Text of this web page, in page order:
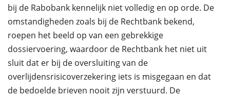
bij de Rabobank kennelijk niet volledig en op orde. De
omstandigheden zoals bij de Rechtbank bekend,
roepen het beeld op van een gebrekkige
dossiervoering, waardoor de Rechtbank het niet uit
sluit dat er bij de oversluiting van de
overlijdensrisicoverzekering iets is misgegaan en dat
de bedoelde brieven nooit zijn verstuurd. De